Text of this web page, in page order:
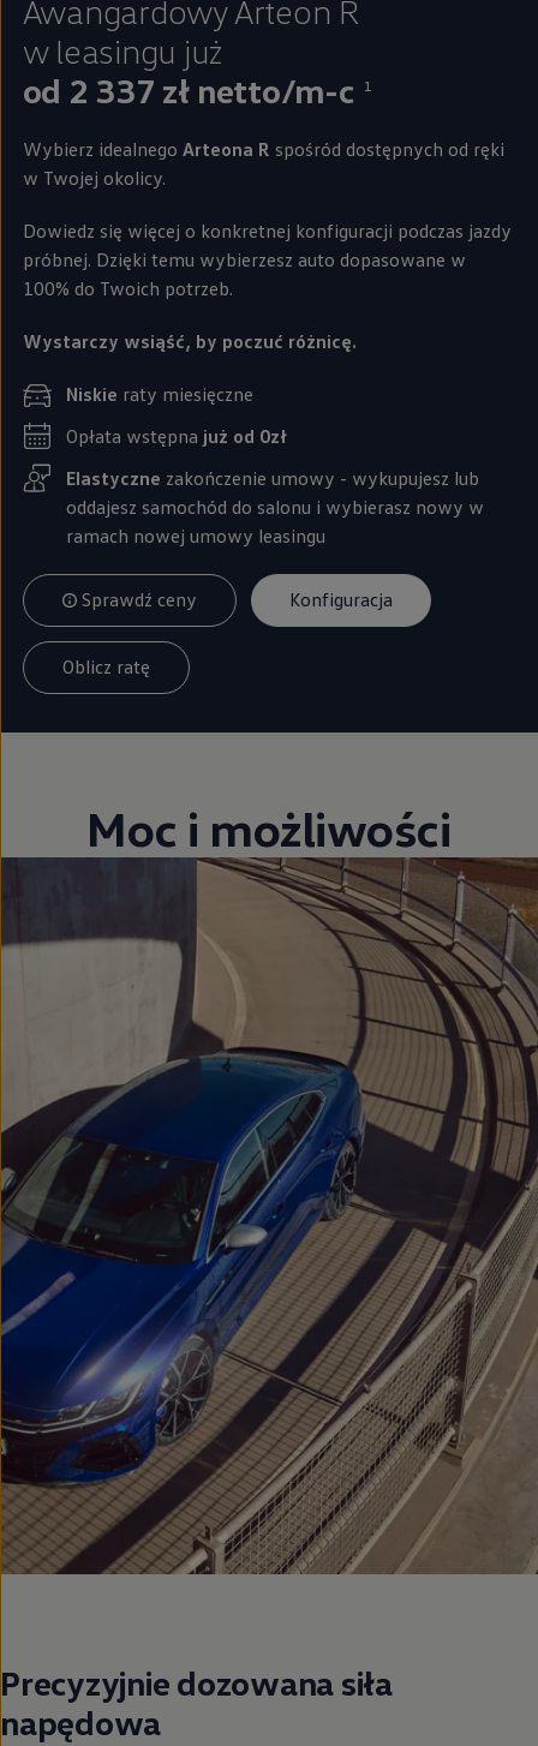
Awangardowy Arteon R
w leasingu już
od 2 337 zł netto/m-c
1
Wybierz idealnego Arteona R spośród dostępnych od ręki
w Twojej okolicy.
Dowiedz się więcej o konkretnej konfiguracji podczas jazdy
próbnej. Dzięki temu wybierzesz auto dopasowane w
100% do Twoich potrzeb.
Wystarczy wsiąść, by poczuć różnicę.
Niskie raty miesięczne
Opłata wstępna już od 0zł
Elastyczne zakończenie umowy - wykupujesz lub
oddajesz samochód do salonu i wybierasz nowy w
ramach nowej umowy leasingu
Sprawdź ceny Konfiguracja
Oblicz ratę
Moc i możliwości
Precyzyjnie dozowana siła
napędowa